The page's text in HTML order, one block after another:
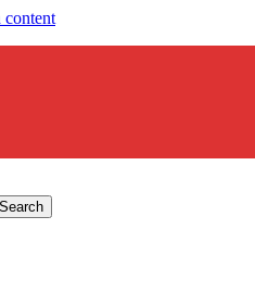
content
Search